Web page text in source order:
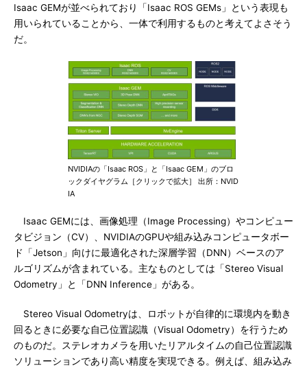
Isaac GEMが並べられており「Isaac ROS GEMs」という表現も
用いられていることから、一体で利用するものと考えてよさそう
だ。
NVIDIAの「Isaac ROS」と「Isaac GEM」のブロ
ックダイヤグラム［クリックで拡大］ 出所：NVID
IA
Isaac GEMには、画像処理（Image Processing）やコンピュー
タビジョン（CV）、NVIDIAのGPUや組み込みコンピュータボー
ド「Jetson」向けに最適化された深層学習（DNN）ベースのア
ルゴリズムが含まれている。主なものとしては「Stereo Visual
Odometry」と「DNN Inference」がある。
Stereo Visual Odometryは、ロボットが自律的に環境内を動き
回るときに必要な自己位置認識（Visual Odometry）を行うため
のものだ。ステレオカメラを用いたリアルタイムの自己位置認識
ソリューションであり高い精度を実現できる。例えば、組み込み